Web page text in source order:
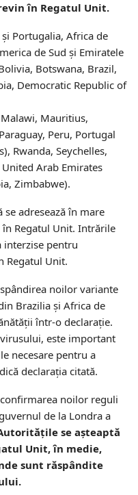
în Regatul Unit.
Portugalia, Africa de
de Sud şi Emiratele
Botswana, Brazil,
Democratic Republic of
Mauritius,
Peru, Portugal
Rwanda, Seychelles,
Arab Emirates
Zimbabwe).
se adresează în mare
Regatul Unit. Intrările
interzise pentru
Regatul Unit.
noilor variante
Brazilia şi Africa de
într-o declaraţie.
este important
necesare pentru a
declaraţia citată.
noilor reguli
de la Londra a
se aşteaptă
Unit, în medie,
sunt răspândite